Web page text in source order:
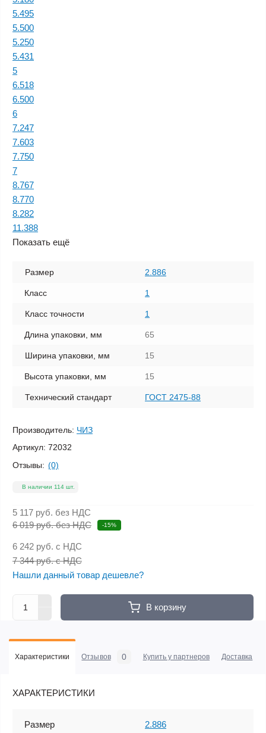
5.495
5.500
5.250
5.431
5
6.518
6.500
6
7.247
7.603
7.750
7
8.767
8.770
8.282
11.388
Показать ещё
Размер 2.886
Класс 1
Класс точности 1
Длина упаковки, мм 65
Ширина упаковки, мм 15
Высота упаковки, мм 15
Технический стандарт ГОСТ 2475-88
Производитель: ЧИЗ
Артикул: 72032
Отзывы: (0)
В наличии 114 шт.
5 117 руб. без НДС
6 019 руб. без НДС
-15%
6 242 руб. с НДС
7 344 руб. с НДС
Нашли данный товар дешевле?
В корзину
Характеристики Отзывов 0 Купить у партнеров Доставка
ХАРАКТЕРИСТИКИ
Размер 2.886